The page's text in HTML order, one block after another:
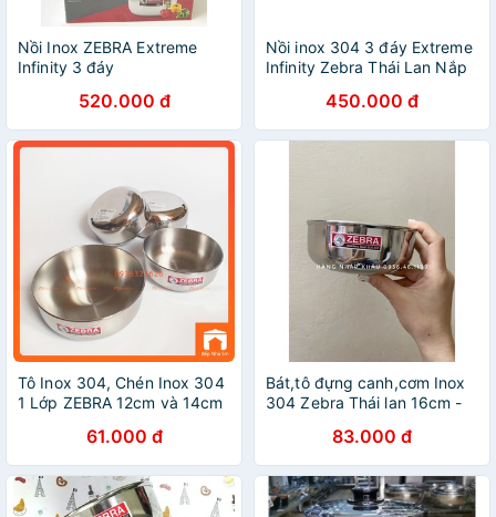
Nồi Inox ZEBRA Extreme
Infinity 3 đáy
nắp kính {hàng công ty}
520.000 đ
Nồi inox 304 3 đáy Extreme
Infinity Zebra Thái Lan Nắp
18cm,20cm,22cm,24cm
450.000 đ
Tô Inox 304, Chén Inox 304
1 Lớp ZEBRA 12cm và 14cm
61.000 đ
Bát,tô đựng canh,cơm Inox
304 Zebra Thái lan 16cm -
83.000 đ